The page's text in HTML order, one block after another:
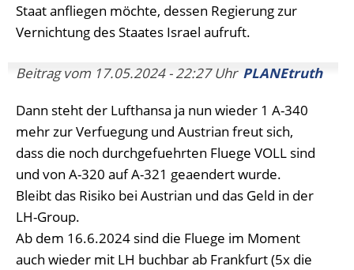
Staat anfliegen möchte, dessen Regierung zur
Vernichtung des Staates Israel aufruft.
Beitrag vom 17.05.2024 - 22:27 Uhr PLANEtruth
Dann steht der Lufthansa ja nun wieder 1 A-340
mehr zur Verfuegung und Austrian freut sich,
dass die noch durchgefuehrten Fluege VOLL sind
und von A-320 auf A-321 geaendert wurde.
Bleibt das Risiko bei Austrian und das Geld in der
LH-Group.
Ab dem 16.6.2024 sind die Fluege im Moment
auch wieder mit LH buchbar ab Frankfurt (5x die